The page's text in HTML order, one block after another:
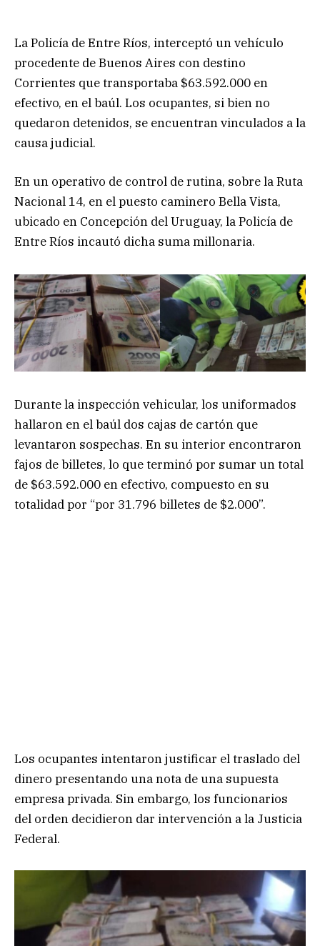
La Policía de Entre Ríos, interceptó un vehículo
procedente de Buenos Aires con destino
Corrientes que transportaba $63.592.000 en
efectivo, en el baúl. Los ocupantes, si bien no
quedaron detenidos, se encuentran vinculados a la
causa judicial.
En un operativo de control de rutina, sobre la Ruta
Nacional 14, en el puesto caminero Bella Vista,
ubicado en Concepción del Uruguay, la Policía de
Entre Ríos incautó dicha suma millonaria.
Durante la inspección vehicular, los uniformados
hallaron en el baúl dos cajas de cartón que
levantaron sospechas. En su interior encontraron
fajos de billetes, lo que terminó por sumar un total
de $63.592.000 en efectivo, compuesto en su
totalidad por “por 31.796 billetes de $2.000”.
Los ocupantes intentaron justificar el traslado del
dinero presentando una nota de una supuesta
empresa privada. Sin embargo, los funcionarios
del orden decidieron dar intervención a la Justicia
Federal.